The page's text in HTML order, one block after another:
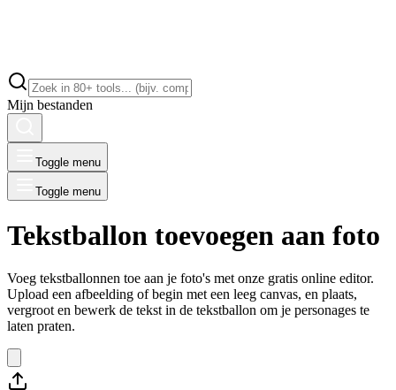
Mijn bestanden
Toggle menu
Toggle menu
Tekstballon toevoegen aan foto
Voeg tekstballonnen toe aan je foto's met onze gratis online editor.
Upload een afbeelding of begin met een leeg canvas, en plaats,
vergroot en bewerk de tekst in de tekstballon om je personages te
laten praten.